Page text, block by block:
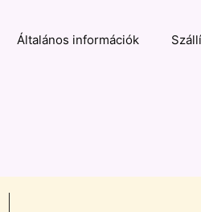
Általános információk